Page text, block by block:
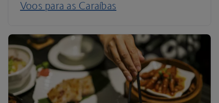
Voos para as Caraíbas